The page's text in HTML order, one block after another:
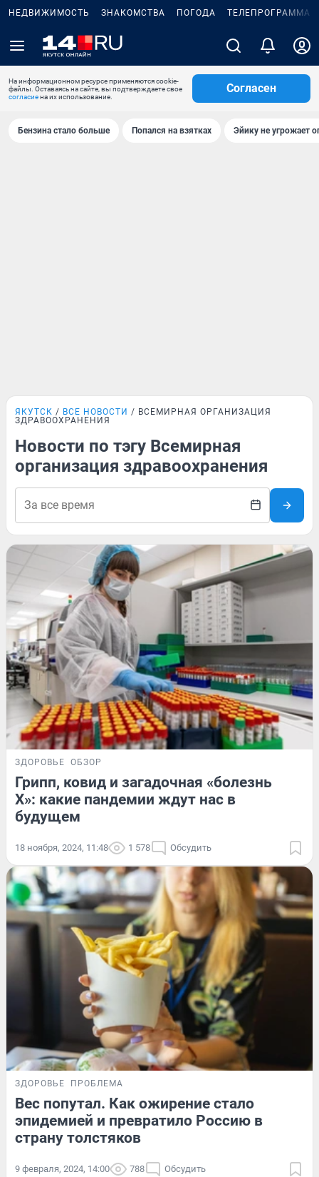
НЕДВИЖИМОСТЬ ЗНАКОМСТВА ПОГОДА ТЕЛЕПРОГРАММА
На информационном ресурсе применяются cookie-
файлы. Оставаясь на сайте, вы подтверждаете свое
согласиена их использование.
Согласен
Бензина стало больше Попался на взятках Эйику не угрожает
ЯКУТСК ВСЕ НОВОСТИ
ВСЕМИРНАЯ ОРГАНИЗАЦИЯ
ЗДРАВООХРАНЕНИЯ
Новости по тэгу Всемирная
организация здравоохранения
ЗДОРОВЬЕ ОБЗОР
Грипп, ковид и загадочная «болезнь
X»: какие пандемии ждут нас в
будущем
18 ноября, 2024, 11:48 1 578 Обсудить
ЗДОРОВЬЕ ПРОБЛЕМА
Вес попутал. Как ожирение стало
эпидемией и превратило Россию в
страну толстяков
9 февраля, 2024, 14:00 788 Обсудить